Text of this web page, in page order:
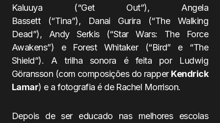
Kaluuya (“Get Out”), Angela
Bassett (“Tina”), Danai Gurira (“The Walking
Dead”), Andy Serkis (“Star Wars: The Force
Awakens”) e Forest Whitaker (“Bird” e “The
Shield”). A trilha sonora é feita por Ludwig
Göransson (com composições do rapper Kendrick
Lamar) e a fotografia é de Rachel Morrison.
Depois de ser educado nas melhores escolas